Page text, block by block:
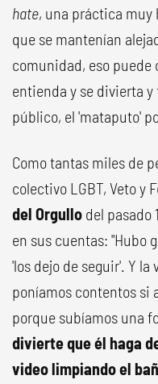
hate, una práctica muy
que se mantenían
comunidad, eso puede
entienda y se divierta
público, el 'mataputo'
Como tantas miles de
colectivo LGBT, Veto y
del Orgullo del pasado
en sus cuentas: "Hubo
'los dejo de seguir'. Y
poníamos contentos si
porque subíamos una
divierte que él haga
video limpiando el